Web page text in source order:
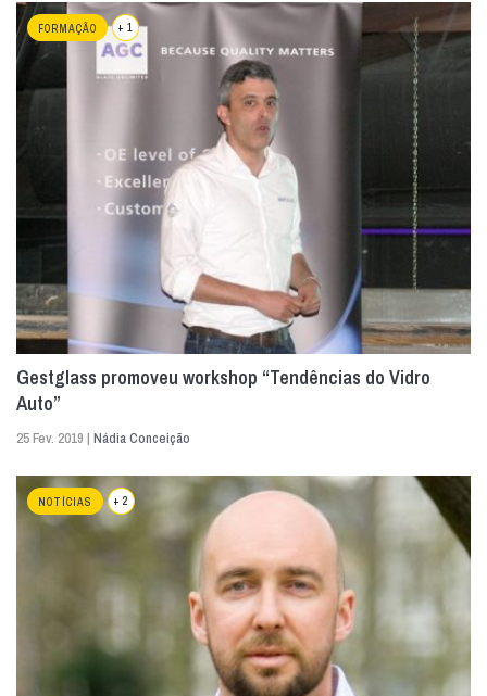
FORMAÇÃO + 1
Gestglass promoveu workshop “Tendências do Vidro
Auto”
25 Fev. 2019 | Nádia Conceição
NOTÍCIAS + 2